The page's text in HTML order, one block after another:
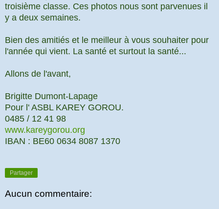
troisième classe. Ces photos nous sont parvenues il
y a deux semaines.
Bien des amitiés et le meilleur à vous souhaiter pour
l'année qui vient. La santé et surtout la santé...
Allons de l'avant,
Brigitte Dumont-Lapage
Pour l' ASBL KAREY GOROU.
0485 / 12 41 98
www.kareygorou.org
IBAN : BE60 0634 8087 1370
Partager
Aucun commentaire: